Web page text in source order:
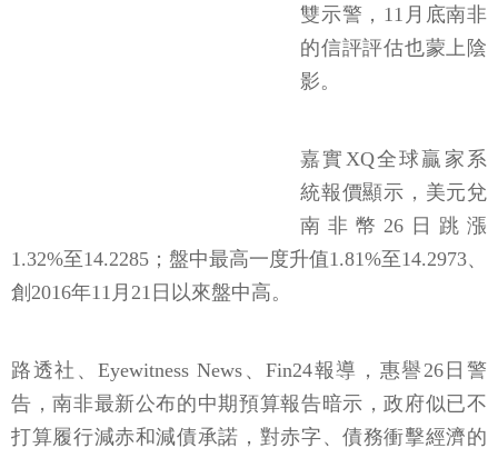
雙示警，11月底南非
的信評評估也蒙上陰
影。
嘉實XQ全球贏家系
統報價顯示，美元兌
南非幣26日跳漲
1.32%至14.2285；盤中最高一度升值1.81%至14.2973、
創2016年11月21日以來盤中高。
路透社、Eyewitness News、Fin24報導，惠譽26日警
告，南非最新公布的中期預算報告暗示，政府似已不
打算履行減赤和減債承諾，對赤字、債務衝擊經濟的